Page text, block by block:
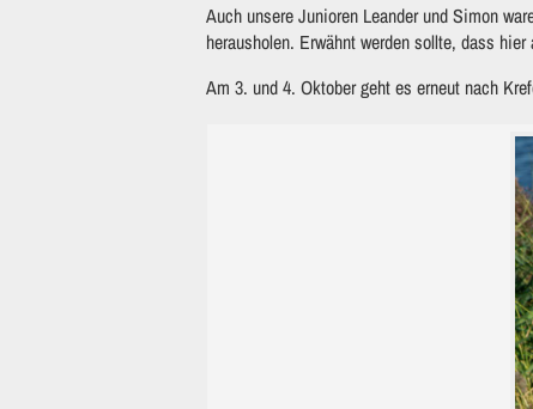
Auch unsere Junioren Leander und Simon
herausholen. Erwähnt werden sollte, dass
Am 3. und 4. Oktober geht es erneut nach